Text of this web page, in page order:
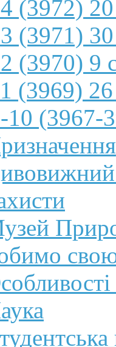
(3972) 20
(3971) 30
(3970) 9
(3969) 26
(3967-